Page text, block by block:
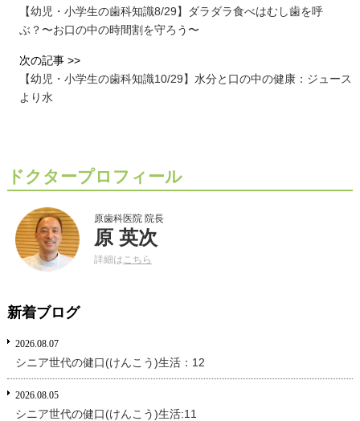
【幼児・小学生の歯科知識8/29】ダラダラ食べはむし歯を呼
ぶ？〜お口の中の時間割を守ろう〜
次の記事 >>
【幼児・小学生の歯科知識10/29】水分と口の中の健康：ジュース
より水
ドクタープロフィール
原歯科医院 院長
原 英次
詳細はこちら
新着ブログ
2026.08.07
シニア世代の健口(けんこう)生活：12
2026.08.05
シニア世代の健口(けんこう)生活:11